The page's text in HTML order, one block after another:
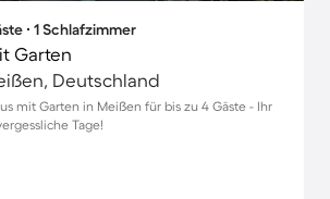
∙ 1 Schlafzimmer
Garten
Deutschland
mit Garten in Meißen für bis zu 4 Gäste - Ihr
Tage!